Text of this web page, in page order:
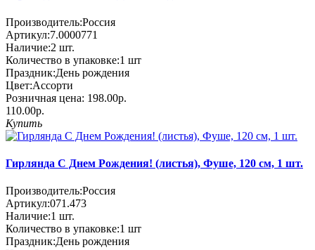
Производитель:Россия
Артикул:7.0000771
Наличие:2 шт.
Количество в упаковке:1 шт
Праздник:День рождения
Цвет:Ассорти
Розничная цена: 198.00р.
110.00р.
Купить
Гирлянда С Днем Рождения! (листья), Фуше, 120 см, 1 шт.
Производитель:Россия
Артикул:071.473
Наличие:1 шт.
Количество в упаковке:1 шт
Праздник:День рождения